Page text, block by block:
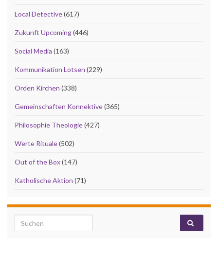
Local Detective(617)
Zukunft Upcoming(446)
Social Media (163)
Kommunikation Lotsen (229)
Orden Kirchen (338)
Gemeinschaften Konnektive(365)
Philosophie Theologie(427)
Werte Rituale(502)
Out of the Box(147)
Katholische Aktion (71)
Search for: